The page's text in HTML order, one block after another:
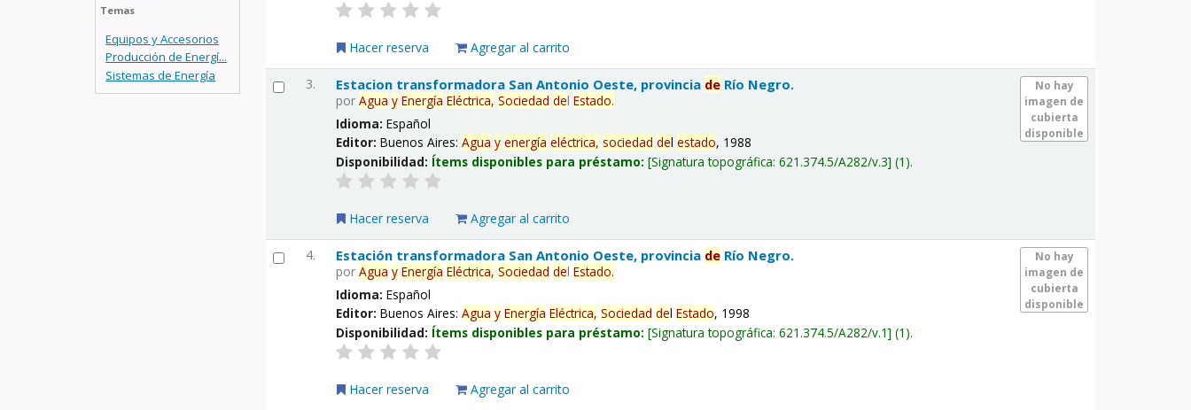
Temas
Equipos y Accesorios
Producción de Energí...
Sistemas de Energía
Hacer reserva Agregar al carrito
3.
No hay
imagen de
cubierta
disponible
Estacion transformadora San Antonio Oeste, provincia de Río Negro.
porAgua y Energía Eléctrica, Sociedad delEstado.
Idioma:Español
Editor:Buenos Aires:Agua y energía eléctrica, sociedad delestado, 1988
Disponibilidad: Ítems disponibles para préstamo: Signatura topográfica:621.374.5/A282/v.3 (1).
Hacer reserva Agregar al carrito
4.
No hay
imagen de
cubierta
disponible
Estación transformadora San Antonio Oeste, provincia de Río Negro.
porAgua y Energía Eléctrica, Sociedad delEstado.
Idioma:Español
Editor:Buenos Aires:Agua y Energía Eléctrica, Sociedad delEstado, 1998
Disponibilidad: Ítems disponibles para préstamo: Signatura topográfica:621.374.5/A282/v.1 (1).
Hacer reserva Agregar al carrito